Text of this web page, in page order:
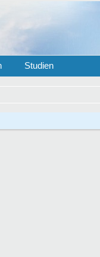
Studien